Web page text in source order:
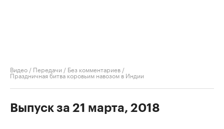
Видео / Передачи / Без комментариев /
Праздничная битва коровьим навозом в Индии
Выпуск за 21 марта, 2018